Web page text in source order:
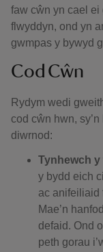
faw cŵn yn cael
flwyddyn, ond yn
gwmpas y bywyd
Cod Cŵn
Rydym wedi
cod cŵn hwn,
diwrnod:
Tynhewch y
y bydd eich
ac anifeiliaid
Mae’n
defaid. Ond
peth gorau